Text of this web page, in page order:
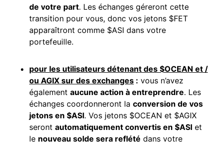
de votre part. Les échanges géreront cette
transition pour vous, donc vos jetons $FET
apparaîtront comme $ASI dans votre
portefeuille.
pour les utilisateurs détenant des $OCEAN et /
ou AGIX sur des exchanges : vous n’avez
également aucune action à entreprendre. Les
échanges coordonneront la conversion de vos
jetons en $ASI. Vos jetons $OCEAN et $AGIX
seront automatiquement convertis en $ASI et
le nouveau solde sera reflété dans votre